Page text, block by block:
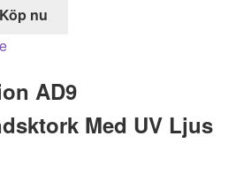
Köp nu
AD9
Med UV Ljus